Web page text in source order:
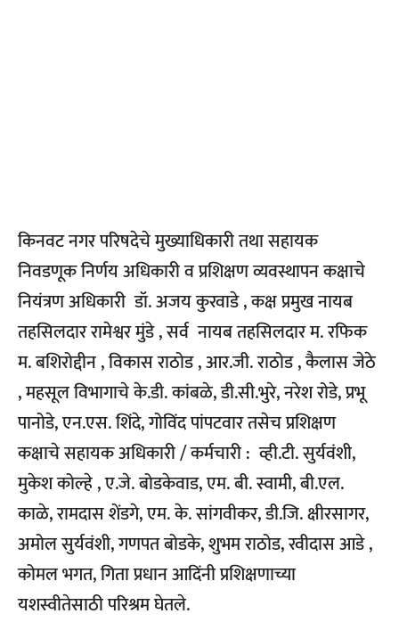
किनवट नगर परिषदेचे मुख्याधिकारी तथा सहायक
निवडणूक निर्णय अधिकारी व प्रशिक्षण व्यवस्थापन कक्षाचे
नियंत्रण अधिकारी डॉ. अजय कुरवाडे , कक्ष प्रमुख नायब
तहसिलदार रामेश्वर मुंडे , सर्व नायब तहसिलदार म. रफिक
म. बशिरोद्दीन , विकास राठोड , आर.जी. राठोड , कैलास जेठे
, महसूल विभागाचे के.डी. कांबळे, डी.सी.भुरे, नरेश रोडे, प्रभू
पानोडे, एन.एस. शिंदे, गोविंद पांपटवार तसेच प्रशिक्षण
कक्षाचे सहायक अधिकारी / कर्मचारी : व्ही.टी. सुर्यवंशी,
मुकेश कोल्हे , ए.जे. बोडकेवाड, एम. बी. स्वामी, बी.एल.
काळे, रामदास शेंडगे, एम. के. सांगवीकर, डी.जि. क्षीरसागर,
अमोल सुर्यवंशी, गणपत बोडके, शुभम राठोड, रवीदास आडे ,
कोमल भगत, गिता प्रधान आदिंनी प्रशिक्षणाच्या
यशस्वीतेसाठी परिश्रम घेतले.